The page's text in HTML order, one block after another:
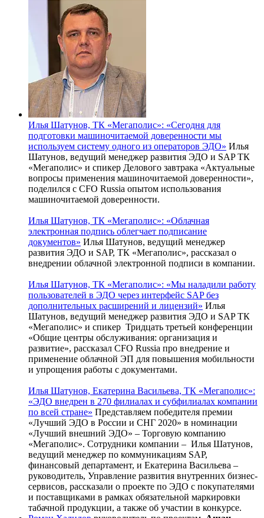
Илья Шатунов, ТК «Мегаполис»: «Сегодня для
подготовки машиночитаемой доверенности мы
используем систему одного из операторов ЭДО» Илья
Шатунов, ведущий менеджер развития ЭДО и SAP ТК
«Мегаполис» и спикер Делового завтрака «Актуальные
вопросы применения машиночитаемой доверенности»,
поделился с CFO Russia опытом использования
машиночитаемой доверенности.
Илья Шатунов, ТК «Мегаполис»: «Облачная
электронная подпись облегчает подписание
документов» Илья Шатунов, ведущий менеджер
развития ЭДО и SAP, ТК «Мегаполис», рассказал о
внедрении облачной электронной подписи в компании.
Илья Шатунов, ТК «Мегаполис»: «Мы наладили работу
пользователей в ЭДО через интерфейс SAP без
дополнительных расширений и лицензий» Илья
Шатунов, ведущий менеджер развития ЭДО и SAP ТК
«Мегаполис» и спикер Тридцать третьей конференции
«Общие центры обслуживания: организация и
развитие», рассказал CFO Russia про внедрение и
применение облачной ЭП для повышения мобильности
и упрощения работы с документами.
Илья Шатунов, Екатерина Васильева, ТК «Мегаполис»:
«ЭДО внедрен в 270 филиалах и субфилиалах компании
по всей стране» Представляем победителя премии
«Лучший ЭДО в России и СНГ 2020» в номинации
«Лучший внешний ЭДО» – Торговую компанию
«Мегаполис». Сотрудники компании – Илья Шатунов,
ведущий менеджер по коммуникациям SAP,
финансовый департамент, и Екатерина Васильева –
руководитель, Управление развития внутренних бизнес-
сервисов, рассказали о проекте по ЭДО с покупателями
и поставщиками в рамках обязательной маркировки
табачной продукции, а также об участии в конкурсе.